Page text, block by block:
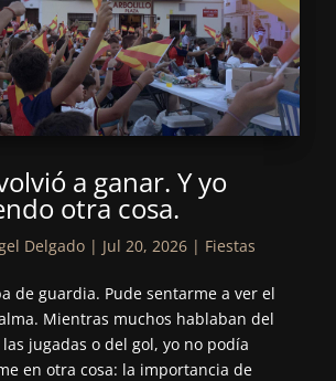
a ganar. Y yo
otra cosa.
Delgado| Jul 20, 2026| Fiestas
de guardia. Pude sentarme a ver el
Mientras muchos hablaban del
jugadas o del gol, yo no podía
en otra cosa: la importancia de